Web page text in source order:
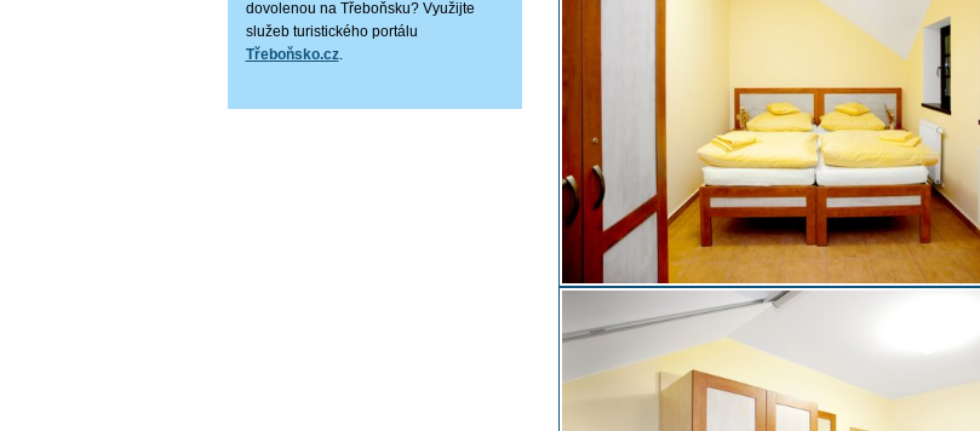
dovolenou na Třeboňsku? Využijte
služeb turistického portálu
Třeboňsko.cz.